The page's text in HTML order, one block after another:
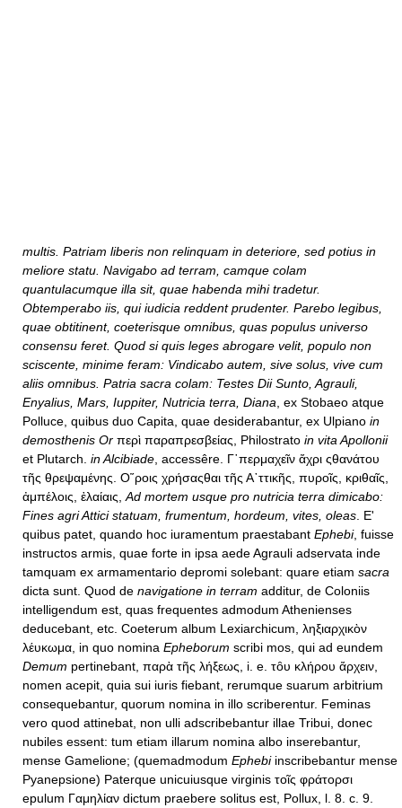
multis. Patriam liberis non relinquam in deteriore, sed potius in
meliore statu. Navigabo ad terram, camque colam
quantulacumque illa sit, quae habenda mihi tradetur.
Obtemperabo iis, qui iudicia reddent prudenter. Parebo legibus,
quae obtitinent, coeterisque omnibus, quas populus universo
consensu feret. Quod si quis leges abrogare velit, populo non
sciscente, minime feram: Vindicabo autem, sive solus, vive cum
aliis omnibus. Patria sacra colam: Testes Dii Sunto, Agrauli,
Enyalius, Mars, Iuppiter, Nutricia terra, Diana , ex Stobaeo atque
Polluce, quibus duo Capita, quae desiderabantur, ex Ulpiano in
demosthenis Or περὶ παραπρεσβείας, Philostrato in vita Apollonii
et Plutarch. in Alcibiade , accessêre. Γ῾περμαχεῖν ἄχρι ςθανάτου
τῆς θρεψαμένης. Ο῞ροις χρήσαςθαι τῆς Α᾿ττικῆς, πυροῖς, κριθαῖς,
ἀμπέλοις, ἐλαίαις, Ad mortem usque pro nutricia terra dimicabo:
Fines agri Attici statuam, frumentum, hordeum, vites, oleas . E'
quibus patet, quando hoc iuramentum praestabant Ephebi, fuisse
instructos armis, quae forte in ipsa aede Agrauli adservata inde
tamquam ex armamentario depromi solebant: quare etiam sacra
dicta sunt. Quod de navigatione in terram additur, de Coloniis
intelligendum est, quas frequentes admodum Athenienses
deducebant, etc. Coeterum album Lexiarchicum, ληξιαρχικὸν
λέυκωμα, in quo nomina Epheborum scribi mos, qui ad eundem
Demum pertinebant, παρὰ τῆς λήξεως, i. e. τȏυ κλήρου ἄρχειν,
nomen acepit, quia sui iuris fiebant, rerumque suarum arbitrium
consequebantur, quorum nomina in illo scriberentur. Feminas
vero quod attinebat, non ulli adscribebantur illae Tribui, donec
nubiles essent: tum etiam illarum nomina albo inserebantur,
mense Gamelione; (quemadmodum Ephebiinscribebantur mense
Pyanepsione) Paterque unicuiusque virginis τοῖς φράτορσι
epulum Γαμηλίαν dictum praebere solitus est, Pollux, l. 8. c. 9.